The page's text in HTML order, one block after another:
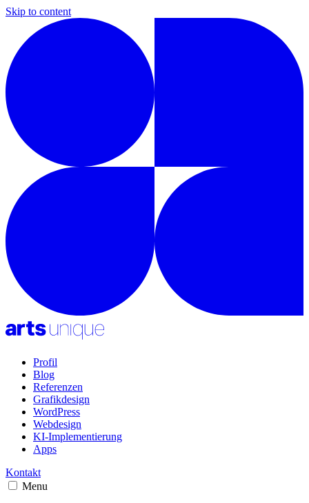
Skip to content
Profil
Blog
Referenzen
Grafikdesign
WordPress
Webdesign
KI-Implementierung
Apps
Kontakt
Menu